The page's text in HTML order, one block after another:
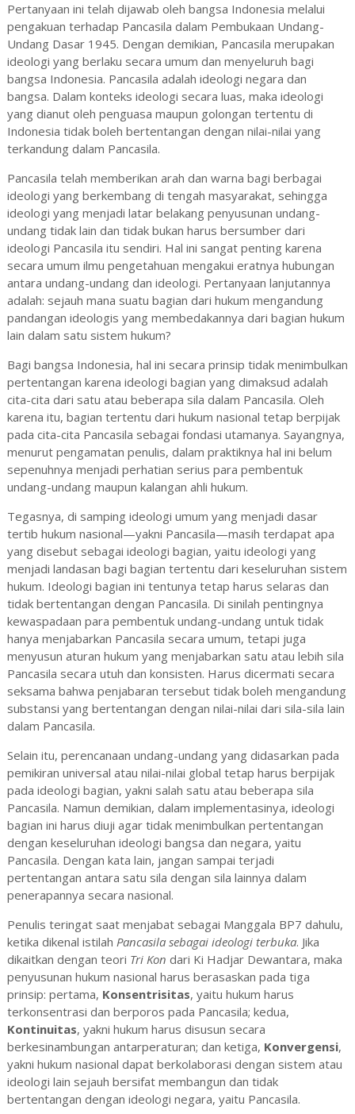
Pertanyaan ini telah dijawab oleh bangsa Indonesia melalui
pengakuan terhadap Pancasila dalam Pembukaan Undang-
Undang Dasar 1945. Dengan demikian, Pancasila merupakan
ideologi yang berlaku secara umum dan menyeluruh bagi
bangsa Indonesia. Pancasila adalah ideologi negara dan
bangsa. Dalam konteks ideologi secara luas, maka ideologi
yang dianut oleh penguasa maupun golongan tertentu di
Indonesia tidak boleh bertentangan dengan nilai-nilai yang
terkandung dalam Pancasila.
Pancasila telah memberikan arah dan warna bagi berbagai
ideologi yang berkembang di tengah masyarakat, sehingga
ideologi yang menjadi latar belakang penyusunan undang-
undang tidak lain dan tidak bukan harus bersumber dari
ideologi Pancasila itu sendiri. Hal ini sangat penting karena
secara umum ilmu pengetahuan mengakui eratnya hubungan
antara undang-undang dan ideologi. Pertanyaan lanjutannya
adalah: sejauh mana suatu bagian dari hukum mengandung
pandangan ideologis yang membedakannya dari bagian hukum
lain dalam satu sistem hukum?
Bagi bangsa Indonesia, hal ini secara prinsip tidak menimbulkan
pertentangan karena ideologi bagian yang dimaksud adalah
cita-cita dari satu atau beberapa sila dalam Pancasila. Oleh
karena itu, bagian tertentu dari hukum nasional tetap berpijak
pada cita-cita Pancasila sebagai fondasi utamanya. Sayangnya,
menurut pengamatan penulis, dalam praktiknya hal ini belum
sepenuhnya menjadi perhatian serius para pembentuk
undang-undang maupun kalangan ahli hukum.
Tegasnya, di samping ideologi umum yang menjadi dasar
tertib hukum nasional—yakni Pancasila—masih terdapat apa
yang disebut sebagai ideologi bagian, yaitu ideologi yang
menjadi landasan bagi bagian tertentu dari keseluruhan sistem
hukum. Ideologi bagian ini tentunya tetap harus selaras dan
tidak bertentangan dengan Pancasila. Di sinilah pentingnya
kewaspadaan para pembentuk undang-undang untuk tidak
hanya menjabarkan Pancasila secara umum, tetapi juga
menyusun aturan hukum yang menjabarkan satu atau lebih sila
Pancasila secara utuh dan konsisten. Harus dicermati secara
seksama bahwa penjabaran tersebut tidak boleh mengandung
substansi yang bertentangan dengan nilai-nilai dari sila-sila lain
dalam Pancasila.
Selain itu, perencanaan undang-undang yang didasarkan pada
pemikiran universal atau nilai-nilai global tetap harus berpijak
pada ideologi bagian, yakni salah satu atau beberapa sila
Pancasila. Namun demikian, dalam implementasinya, ideologi
bagian ini harus diuji agar tidak menimbulkan pertentangan
dengan keseluruhan ideologi bangsa dan negara, yaitu
Pancasila. Dengan kata lain, jangan sampai terjadi
pertentangan antara satu sila dengan sila lainnya dalam
penerapannya secara nasional.
Penulis teringat saat menjabat sebagai Manggala BP7 dahulu,
ketika dikenal istilah Pancasila sebagai ideologi terbuka. Jika
dikaitkan dengan teori Tri Kon dari Ki Hadjar Dewantara, maka
penyusunan hukum nasional harus berasaskan pada tiga
prinsip: pertama, Konsentrisitas, yaitu hukum harus
terkonsentrasi dan berporos pada Pancasila; kedua,
Kontinuitas, yakni hukum harus disusun secara
berkesinambungan antarperaturan; dan ketiga, Konvergensi,
yakni hukum nasional dapat berkolaborasi dengan sistem atau
ideologi lain sejauh bersifat membangun dan tidak
bertentangan dengan ideologi negara, yaitu Pancasila.